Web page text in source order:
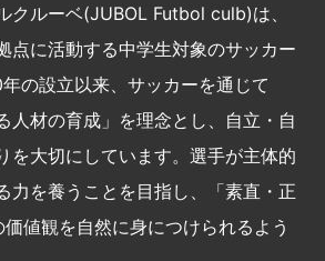
クルーベ(JUBOL Futbol culb)は、
点に活動する中学生対象のサッカー
の設立以来、サッカーを通じて
人材の育成」を理念とし、自立・自
を大切にしています。選手が主体的
力を養うことを目指し、「素直・正
値観を自然に身につけられるよう